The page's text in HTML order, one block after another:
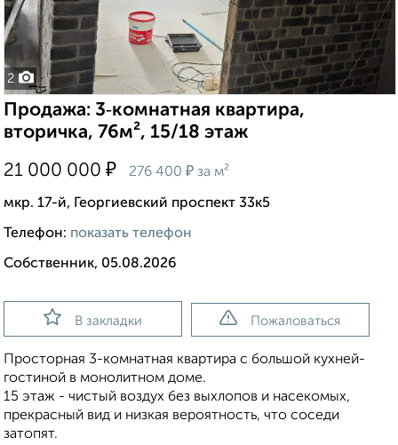
2
Продажа: 3‑комнатная квартира,
вторичка, 76м², 15/18 этаж
21 000 000 ₽ 276 400 ₽ за м²
мкр. 17-й, Георгиевский проспект 33к5
Телефон: показать телефон
Собственник, 05.08.2026
В закладки Пожаловаться
Просторная 3-комнатная квартира с большой кухней-
гостиной в монолитном доме.
15 этаж - чистый воздух без выхлопов и насекомых,
прекрасный вид и низкая вероятность, что соседи
затопят.